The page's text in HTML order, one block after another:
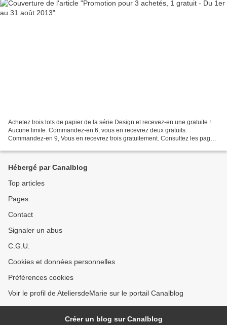
Achetez trois lots de papier de la série Design et recevez-en une gratuite !
Aucune limite. Commandez-en 6, vous en recevrez deux gratuits.
Commandez-en 9, Vous en recevrez trois gratuitement. Consultez les pages
Hébergé par Canalblog
Top articles
Pages
Contact
Signaler un abus
C.G.U.
Cookies et données personnelles
Préférences cookies
Voir le profil de AteliersdeMarie sur le portail Canalblog
Créer un blog sur Canalblog